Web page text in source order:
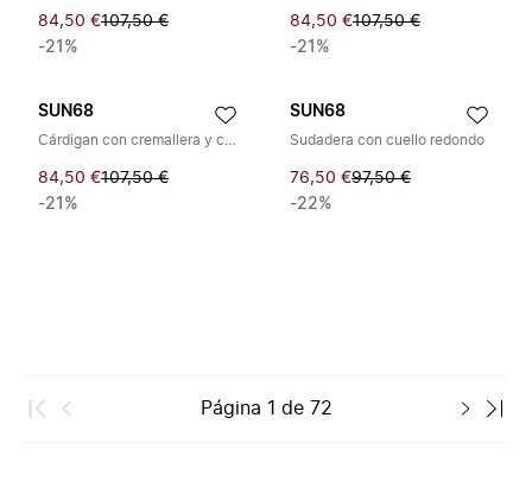
84,50 €107,50 €
-21%
84,50 €107,50 €
-21%
SUN68
Cárdigan con cremallera y cuello redondo
84,50 €107,50 €
-21%
SUN68
Sudadera con cuello redondo
76,50 €97,50 €
-22%
Página 1 de 72